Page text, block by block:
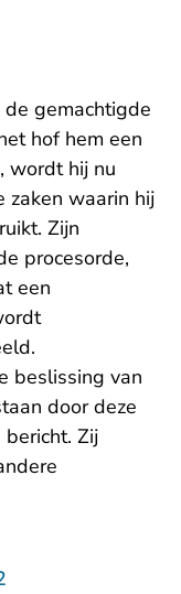
gemachtigde
hof hem een
wordt hij nu
zaken waarin hij
Zijn
procesorde,
een
beslissing van
door deze
Zij